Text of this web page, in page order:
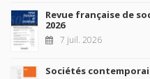
Revue française de
2026
7 juil. 2026
Sociétés